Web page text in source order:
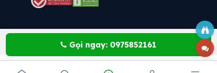
Gọi ngay: 0975852161